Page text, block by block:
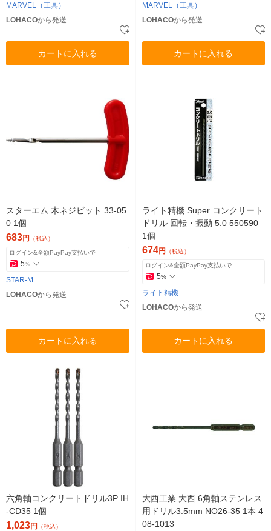
MARVEL（工具）
LOHACOから発送
カートに入れる
MARVEL（工具）
LOHACOから発送
カートに入れる
スターエム 木ネジビット 33-05
0 1個
683円 （税込）
ログイン&全額PayPay支払いで
5%
STAR-M
LOHACOから発送
カートに入れる
ライト精機 Super コンクリート
ドリル 回転・振動 5.0 550590
1個
674円 （税込）
ログイン&全額PayPay支払いで
5%
ライト精機
LOHACOから発送
カートに入れる
六角軸コンクリートドリル3P IH
-CD35 1個
1,023円 （税込）
大西工業 大西 6角軸ステンレス
用ドリル3.5mm NO26-35 1本 4
08-1013